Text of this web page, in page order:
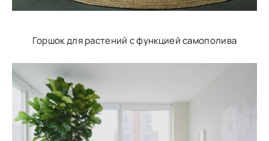
Горшок для растений с функцией самополива